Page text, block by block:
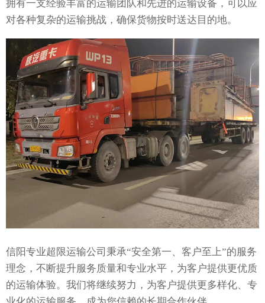
拥有一支经验丰富的运输团队和先进的运输设备，可以应
对各种复杂的运输挑战，确保货物按时送达目的地。
信阳专业超限运输公司秉承“安全第一、客户至上”的服务
理念，不断提升服务质量和专业水平，为客户提供更优质
的运输体验。我们将继续努力，为客户提供更多样化、专